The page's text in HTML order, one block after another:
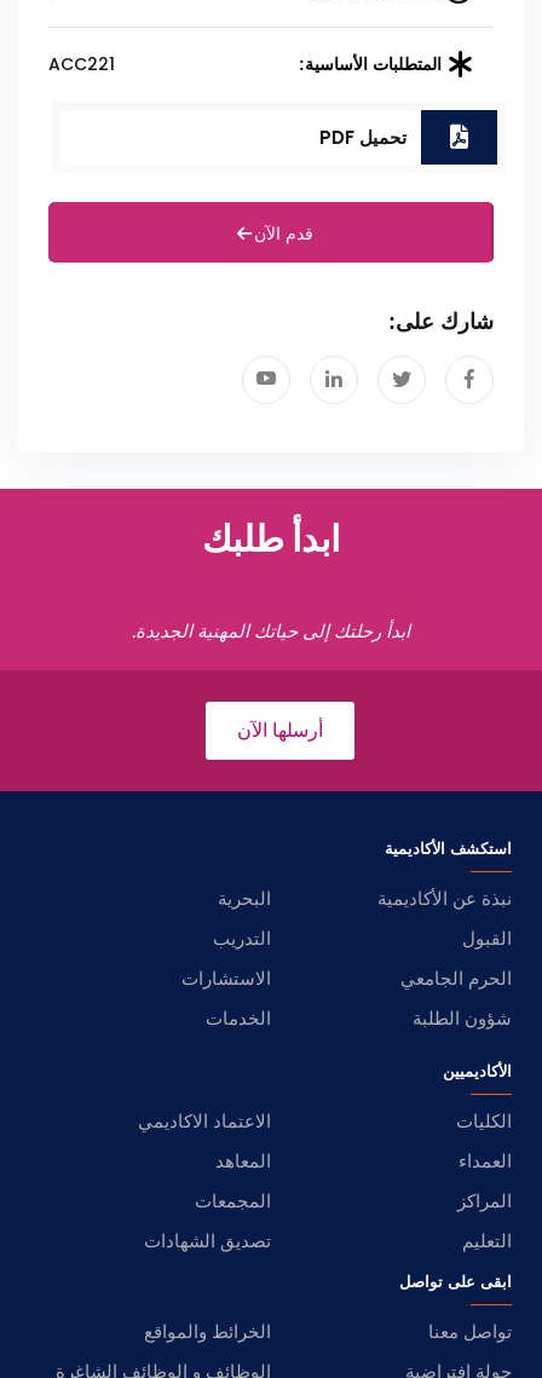
المتطلبات الأساسية: ACC221
تحميل PDF
قدم الآن
شارك على:
ابدأ طلبك
ابدأ رحلتك إلى حياتك المهنية الجديدة.
أرسلها الآن
استكشف الأكاديمية
نبذة عن الأكاديمية
البحرية
القبول
التدريب
الحرم الجامعي
الاستشارات
شؤون الطلبة
الخدمات
الأكاديميين
الكليات
الاعتماد الاكاديمي
العمداء
المعاهد
المراكز
المجمعات
التعليم
تصديق الشهادات
ابقى على تواصل
تواصل معنا
الخرائط والمواقع
جولة افتراضية
الوظائف و الوظائف الشاغرة